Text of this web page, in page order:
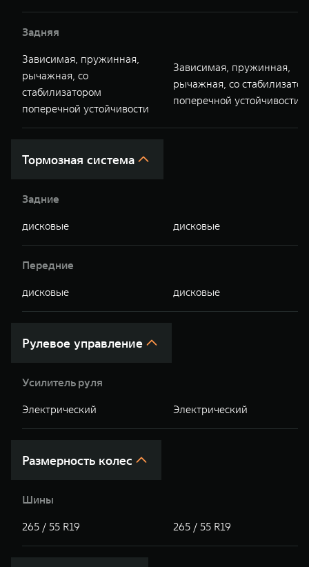
Задняя
Зависимая, пружинная,
рычажная, со
стабилизатором
поперечной устойчивости
Зависимая, пружинная,
рычажная, со
поперечной устойчивости
Тормозная система
Задние
дисковые дисковые
Передние
дисковые дисковые
Рулевое управление
Усилитель руля
Электрический Электрический
Размерность колес
Шины
265 / 55 R19 265 / 55 R19